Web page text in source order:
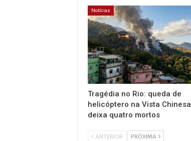
Notícias
Tragédia no Rio: queda de
helicóptero na Vista Chinesa
deixa quatro mortos
ANTERIOR PRÓXIMA